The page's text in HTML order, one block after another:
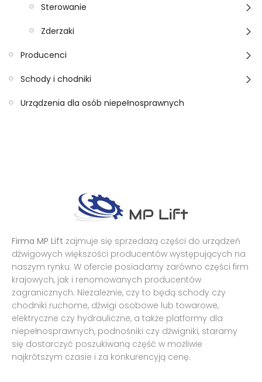
Sterowanie
Zderzaki
Producenci
Schody i chodniki
Urządzenia dla osób niepełnosprawnych
Firma MP Lift zajmuje się sprzedażą części do urządzeń
dźwigowych większości producentów występujących na
naszym rynku. W ofercie posiadamy zarówno części firm
krajowych, jak i renomowanych producentów
zagranicznych. Niezależnie, czy to będą schody czy
chodniki ruchome, dźwigi osobowe lub towarowe,
elektryczne czy hydrauliczne, a także platformy dla
niepełnosprawnych, podnośniki czy dźwigniki, staramy
się dostarczyć poszukiwaną część w możliwie
najkrótszym czasie i za konkurencyją cenę.